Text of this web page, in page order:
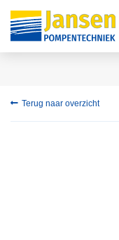
Terug naar overzicht